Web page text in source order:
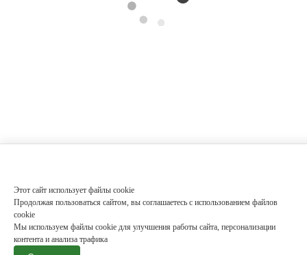
Этот сайт использует файлы cookie
Продолжая пользоваться сайтом, вы соглашаетесь с использованием файлов
cookie
Мы используем файлы cookie для улучшения работы сайта, персонализации
контента и анализа трафика